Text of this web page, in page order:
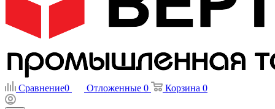
Сравнение0 Отложенные 0 Корзина 0